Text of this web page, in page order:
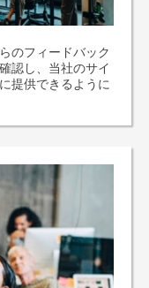
のフィードバック
認し、当社のサイ
提供できるように